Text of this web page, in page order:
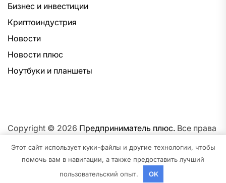
Бизнес и инвестиции
Криптоиндустрия
Новости
Новости плюс
Ноутбуки и планшеты
Copyright © 2026 Предприниматель плюс. Все права
платформеWordPress.
Этот сайт использует куки-файлы и другие технологии, чтобы
помочь вам в навигации, а также предоставить лучший
пользовательский опыт.
OK